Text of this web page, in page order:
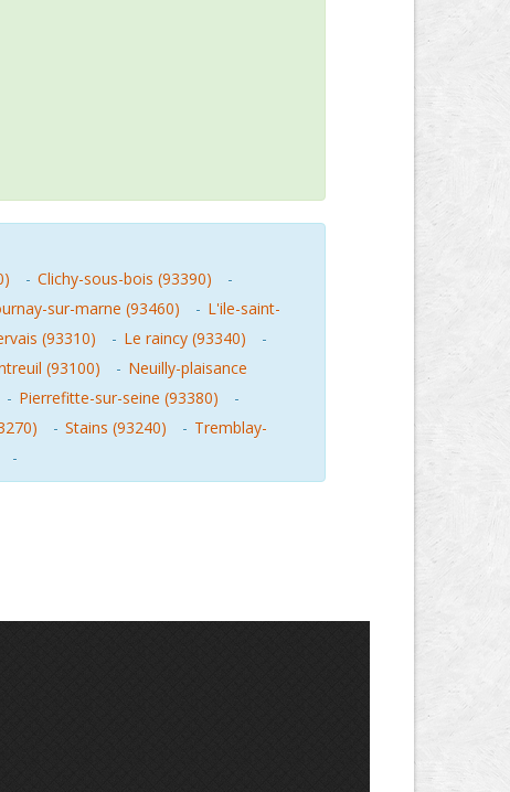
- Clichy-sous-bois (93390)
-
sur-marne (93460) - L'ile-saint-
(93310) - Le raincy (93340)
-
(93100) - Neuilly-plaisance
- Pierrefitte-sur-seine (93380)
-
- Stains (93240) - Tremblay-
-